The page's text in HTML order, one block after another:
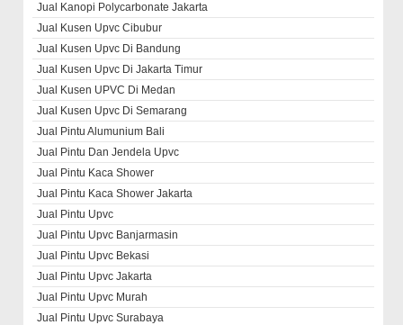
Jual Kanopi Polycarbonate Jakarta
Jual Kusen Upvc Cibubur
Jual Kusen Upvc Di Bandung
Jual Kusen Upvc Di Jakarta Timur
Jual Kusen UPVC Di Medan
Jual Kusen Upvc Di Semarang
Jual Pintu Alumunium Bali
Jual Pintu Dan Jendela Upvc
Jual Pintu Kaca Shower
Jual Pintu Kaca Shower Jakarta
Jual Pintu Upvc
Jual Pintu Upvc Banjarmasin
Jual Pintu Upvc Bekasi
Jual Pintu Upvc Jakarta
Jual Pintu Upvc Murah
Jual Pintu Upvc Surabaya